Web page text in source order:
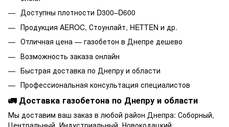
Доступны плотности D300–D600
Продукция AEROC, Стоунлайт, HETTEN и др.
Отличная цена — газобетон в Днепре дешево
Возможность заказа онлайн
Быстрая доставка по Днепру и области
Профессиональная консультация специалистов
🚛 Доставка газобетона по Днепру и области
Мы доставим ваш заказ в любой район Днепра: Соборный,